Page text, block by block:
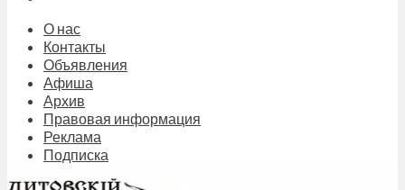
О нас
Контакты
Объявления
Афиша
Архив
Правовая информация
Реклама
Подписка